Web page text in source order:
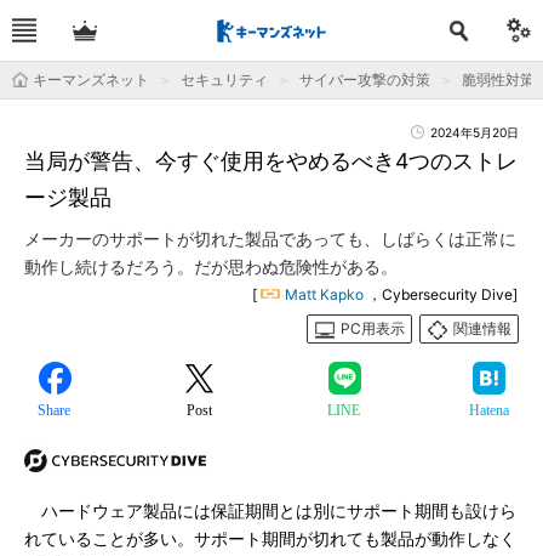
キーマンズネット セキュリティ サイバー攻撃の対策 脆弱性対策
2024年5月20日
当局が警告、今すぐ使用をやめるべき4つのストレ
ージ製品
メーカーのサポートが切れた製品であっても、しばらくは正常に
動作し続けるだろう。だが思わぬ危険性がある。
[ Matt Kapko ，Cybersecurity Dive]
PC用表示
関連情報
Share Post LINE Hatena
ハードウェア製品には保証期間とは別にサポート期間も設けら
れていることが多い。サポート期間が切れても製品が動作しなく